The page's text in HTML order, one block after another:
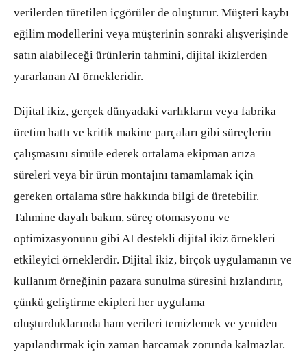
verilerden türetilen içgörüler de oluşturur. Müşteri kaybı
eğilim modellerini veya müşterinin sonraki alışverişinde
satın alabileceği ürünlerin tahmini, dijital ikizlerden
yararlanan AI örnekleridir.
Dijital ikiz, gerçek dünyadaki varlıkların veya fabrika
üretim hattı ve kritik makine parçaları gibi süreçlerin
çalışmasını simüle ederek ortalama ekipman arıza
süreleri veya bir ürün montajını tamamlamak için
gereken ortalama süre hakkında bilgi de üretebilir.
Tahmine dayalı bakım, süreç otomasyonu ve
optimizasyonunu gibi AI destekli dijital ikiz örnekleri
etkileyici örneklerdir. Dijital ikiz, birçok uygulamanın ve
kullanım örneğinin pazara sunulma süresini hızlandırır,
çünkü geliştirme ekipleri her uygulama
oluşturduklarında ham verileri temizlemek ve yeniden
yapılandırmak için zaman harcamak zorunda kalmazlar.